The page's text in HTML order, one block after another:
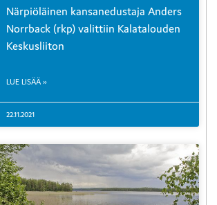
Närpiöläinen kansanedustaja Anders
Norrback (rkp) valittiin Kalatalouden
Keskusliiton
LUE LISÄÄ »
22.11.2021